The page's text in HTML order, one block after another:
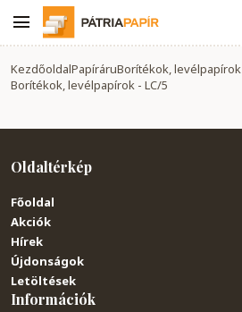
KezdőoldalPapíráruBorítékok, levélpapírok
Borítékok, levélpapírok - LC/5
Oldaltérkép
Főoldal
Akciók
Hírek
Újdonságok
Letöltések
Információk